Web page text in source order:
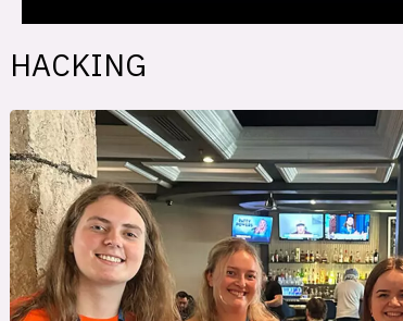
HACKING
utdanning sikkerhet